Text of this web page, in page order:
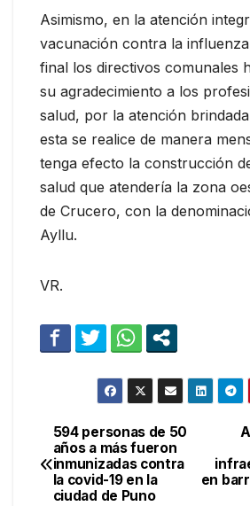
Asimismo, en la atención
vacunación contra la
final los directivos comunales
su agradecimiento a los
salud, por la atención
esta se realice de manera
tenga efecto la construcción
salud que atendería la zona
de Crucero, con la
Ayllu.
VR.
Navegación
de
en
594 personas de 50
años a más fueron
inmunizadas contra
la covid-19 en la
ciudad de Puno